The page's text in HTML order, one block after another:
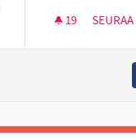
19 19
SEURAA